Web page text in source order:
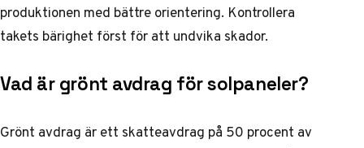
produktionen med bättre orientering. Kontrollera
takets bärighet först för att undvika skador.
Vad är grönt avdrag för solpaneler?
Grönt avdrag är ett skatteavdrag på 50 procent av